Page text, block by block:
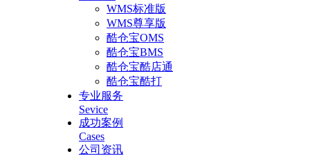
WMS标准版
WMS尊享版
酷仓宝OMS
酷仓宝BMS
酷仓宝酷店通
酷仓宝酷打
专业服务
Sevice
成功案例
Cases
公司资讯